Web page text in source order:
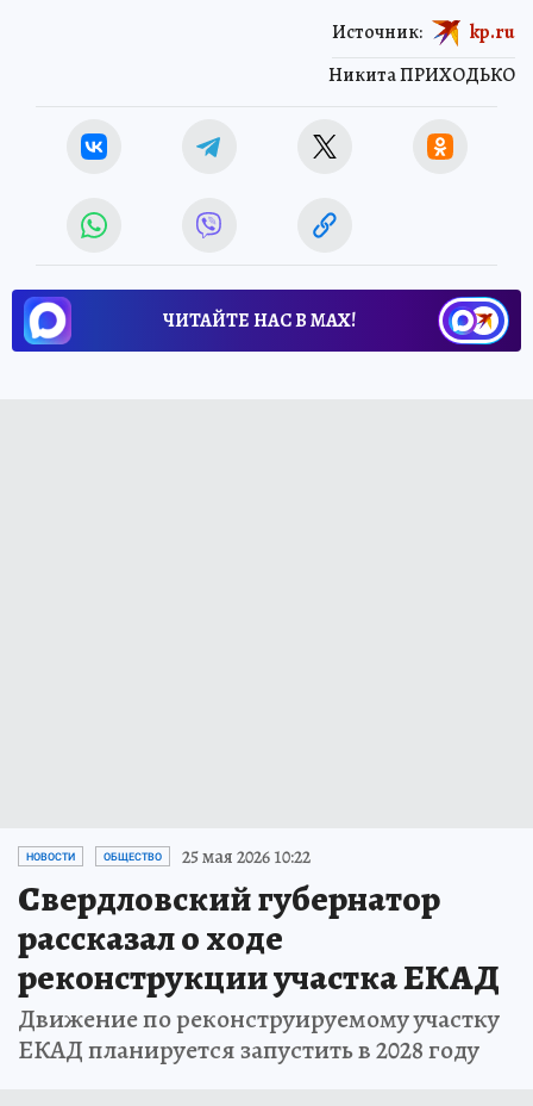
Никита ПРИХОДЬКО
Источник: kp.ru
ЧИТАЙТЕ НАС В МАХ!
НОВОСТИ ОБЩЕСТВО 25 мая 2026 10:22
Свердловский губернатор
рассказал о ходе
реконструкции участка ЕКАД
Движение по реконструируемому участку
ЕКАД планируется запустить в 2028 году